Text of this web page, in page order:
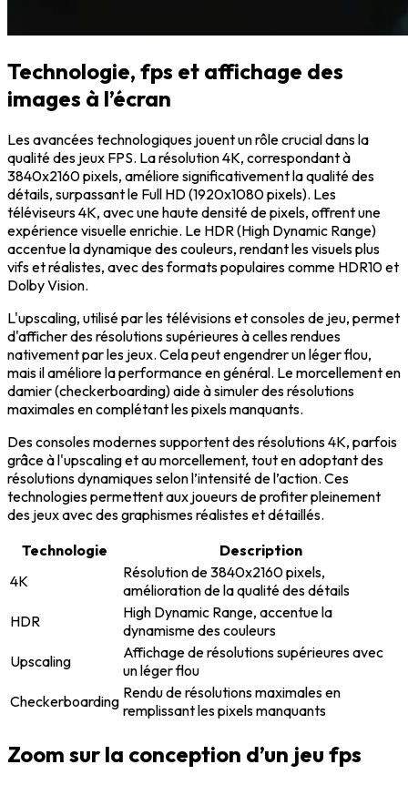
Technologie, fps et affichage des
images à l’écran
Lesavancées technologiques jouent un rôle crucial dans la
qualité des jeux FPS. La résolution 4K, correspondant à
3840x2160 pixels, améliore significativement la qualité des
détails, surpassant le Full HD (1920x1080 pixels). Les
téléviseurs 4K, avec une haute densité de pixels, offrent une
expérience visuelle enrichie. Le HDR (High Dynamic Range)
accentue la dynamique des couleurs, rendant les visuels plus
vifs et réalistes, avec des formats populaires comme HDR10 et
Dolby Vision.
L'upscaling, utilisé par les télévisions et consoles de jeu, permet
d'afficher desrésolutionssupérieures à celles rendues
nativement par les jeux. Cela peut engendrer un léger flou,
mais il améliore la performance en général. Le morcellement en
damier (checkerboarding) aide à simuler des résolutions
maximales en complétant les pixels manquants.
Des consoles modernes supportent des résolutions 4K, parfois
grâce à l'upscaling et au morcellement, tout en adoptant des
résolutions dynamiques selon l’intensité de l’action. Ces
technologies permettent aux joueurs de profiter pleinement
des jeuxavec des graphismes réalistes et détaillés.
Technologie
Description
4K
Résolution de 3840x2160 pixels,
amélioration de la qualité des détails
HDR
High Dynamic Range, accentue la
dynamisme des couleurs
Upscaling
Affichage de résolutions supérieures avec
un léger flou
Checkerboarding Rendu de résolutions maximales en
remplissant les pixels manquants
Zoom sur la conception d’un jeu fps